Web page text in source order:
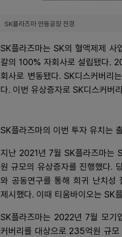
SK플라즈마 안동공장 전경
SK플라즈마는 SK의 혈액제제 사
칼의 100% 자회사로 설립됐다.
회사로 변동됐다. SK디스커버리
다. 이번 유상증자로 SK디스커버
SK플라즈마의 이번 투자 유치는
지난 2021년 7월 SK플라즈마는
원 규모의 유상증자를 진행했다.
와 공동연구를 통해 희귀 난치성
제시했다. 이때 티움바이오는 SK
SK플라즈마는 2022년 7월 모기
커버리를 대상으로 235억원 규